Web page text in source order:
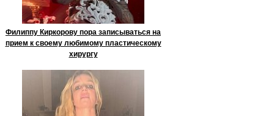
Филиппу Киркорову пора записываться на
прием к своему любимому пластическому
хирургу